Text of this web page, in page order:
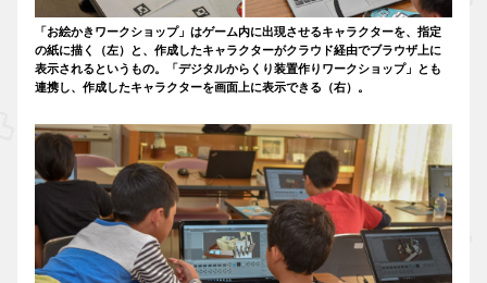
「お絵かきワークショップ」はゲーム内に出現させるキャラクターを、指定
の紙に描く（左）と、作成したキャラクターがクラウド経由でブラウザ上に
表示されるというもの。「デジタルからくり装置作りワークショップ」とも
連携し、作成したキャラクターを画面上に表示できる（右）。